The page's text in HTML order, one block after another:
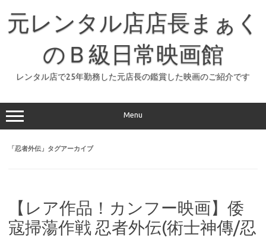
元レンタル店店長まぁく
のＢ級日常映画館
レンタル店で25年勤務した元店長の鑑賞した映画のご紹介です
Menu
「忍者外伝 」タグアーカイブ
【レア作品！カンフー映画】倭
寇掃蕩作戦 忍者外伝(術士神傳/忍